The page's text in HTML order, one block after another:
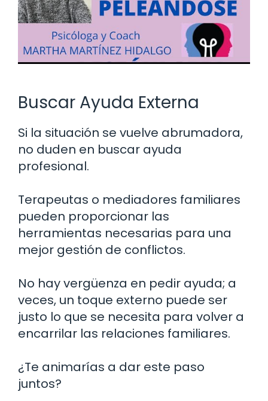
Buscar Ayuda Externa
Si la situación se vuelve abrumadora,
no duden en buscar ayuda
profesional.
Terapeutas o mediadores familiares
pueden proporcionar las
herramientas necesarias para una
mejor gestión de conflictos.
No hay vergüenza en pedir ayuda; a
veces, un toque externo puede ser
justo lo que se necesita para volver a
encarrilar las relaciones familiares.
¿Te animarías a dar este paso
juntos?